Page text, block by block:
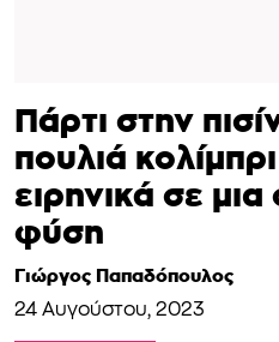
Πάρτι στην
πουλιά
ειρηνικά σε
φύση
Γιώργος Παπαδόπουλος
24 Αυγούστου, 2023